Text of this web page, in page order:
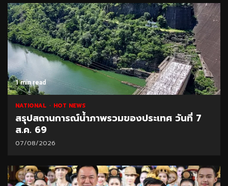
1 min read
NATIONAL HOT NEWS
สรุปสถานการณ์น้ำภาพรวมของประเทศ วันที่ 7
ส.ค. 69
07/08/2026